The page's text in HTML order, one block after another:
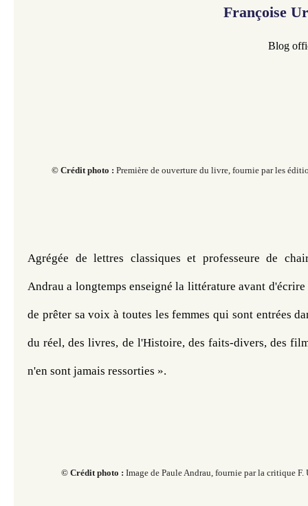
Françoise
Blog
© Crédit photo : Première de ouverture du livre, fournie par les
Agrégée de lettres classiques et professeure de
Andrau a longtemps enseigné la littérature avant d'écrire
de prêter sa voix à toutes les femmes qui sont entrées
du réel, des livres, de l'Histoire, des faits-divers, des
n'en sont jamais ressorties ».
© Crédit photo : Image de Paule Andrau, fourniepar la critique F.